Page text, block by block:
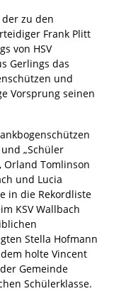
zu den
Frank Plitt
von HSV
Gerlings das
und
Vorsprung seinen
„Schüler
Orland Tomlinson
und Lucia
in die Rekordliste
KSV Wallbach
Stella Hofmann
holte Vincent
Gemeinde
Schülerklasse.